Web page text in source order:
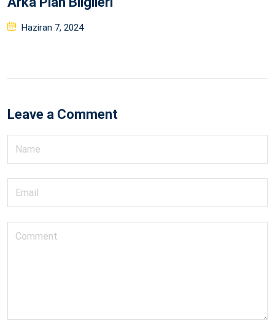
Posted
Haziran 7, 2024
Leave a Comment